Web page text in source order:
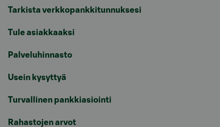
Tarkista verkkopankkitunnuksesi
Tule asiakkaaksi
Palveluhinnasto
Usein kysyttyä
Turvallinen pankkiasiointi
Rahastojen arvot